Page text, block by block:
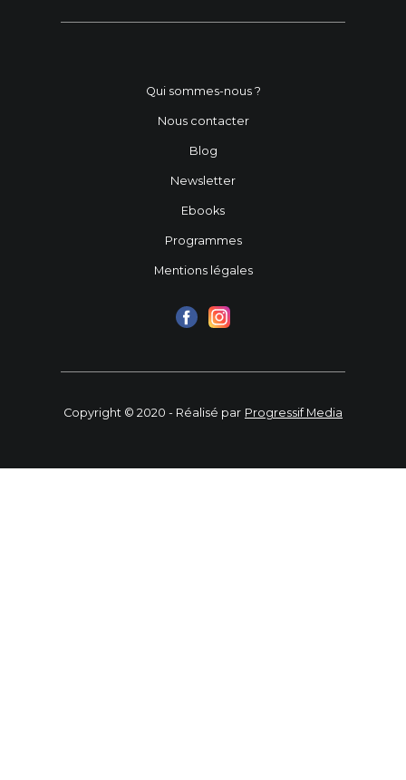
Qui sommes-nous ?
Nous contacter
Blog
Newsletter
Ebooks
Programmes
Mentions légales
Copyright © 2020 - Réalisé par Progressif Media